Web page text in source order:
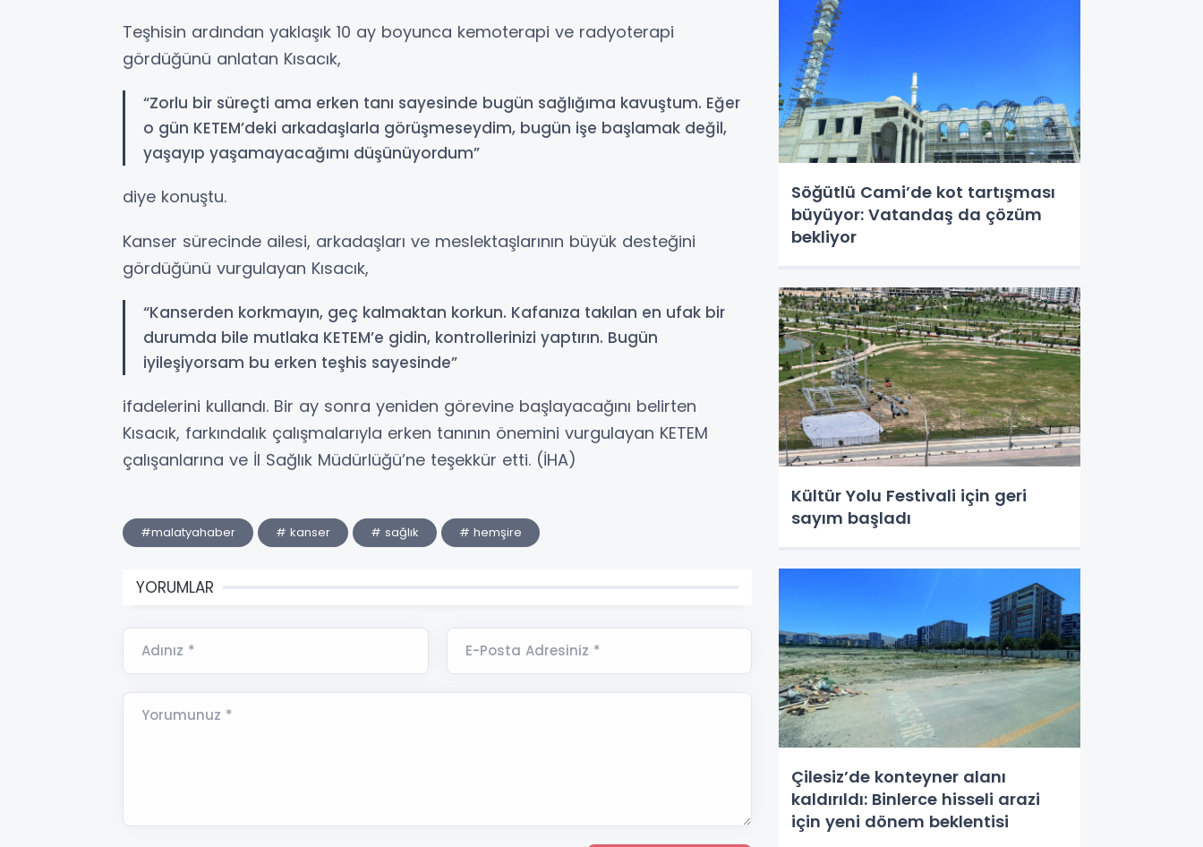
Teşhisin ardından yaklaşık 10 ay boyunca kemoterapi ve radyoterapi
gördüğünü anlatan Kısacık,
“Zorlu bir süreçti ama erken tanı sayesinde bugün sağlığıma kavuştum. Eğer
o gün KETEM’deki arkadaşlarla görüşmeseydim, bugün işe başlamak değil,
yaşayıp yaşamayacağımı düşünüyordum”
diye konuştu.
Kanser sürecinde ailesi, arkadaşları ve meslektaşlarının büyük desteğini
gördüğünü vurgulayan Kısacık,
“Kanserden korkmayın, geç kalmaktan korkun. Kafanıza takılan en ufak bir
durumda bile mutlaka KETEM’e gidin, kontrollerinizi yaptırın. Bugün
iyileşiyorsam bu erken teşhis sayesinde”
ifadelerini kullandı. Bir ay sonra yeniden görevine başlayacağını belirten
Kısacık, farkındalık çalışmalarıyla erken tanının önemini vurgulayan KETEM
çalışanlarına ve İl Sağlık Müdürlüğü’ne teşekkür etti. (İHA)
#malatyahaber # kanser # sağlık # hemşire
YORUMLAR
Adınız * E-Posta Adresiniz *
Yorumunuz *
Söğütlü Cami’de kot tartışması
büyüyor: Vatandaş da çözüm
bekliyor
Kültür Yolu Festivali için geri
sayım başladı
Çilesiz’de konteyner alanı
kaldırıldı: Binlerce hisseli arazi
için yeni dönem beklentisi